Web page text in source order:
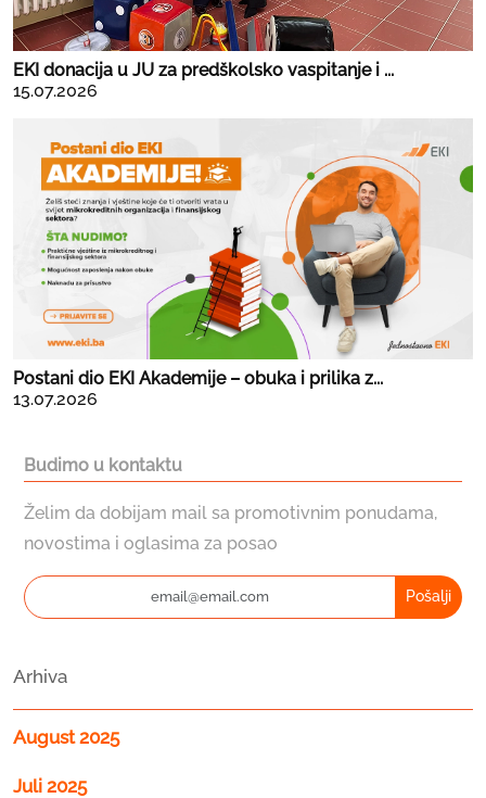
EKI donacija u JU za predškolsko vaspitanje i ...
15.07.2026
Postani dio EKI Akademije – obuka i prilika z...
13.07.2026
Budimo u kontaktu
Želim da dobijam mail sa promotivnim ponudama,
novostima i oglasima za posao
Pošalji
Arhiva
August 2025
Juli 2025